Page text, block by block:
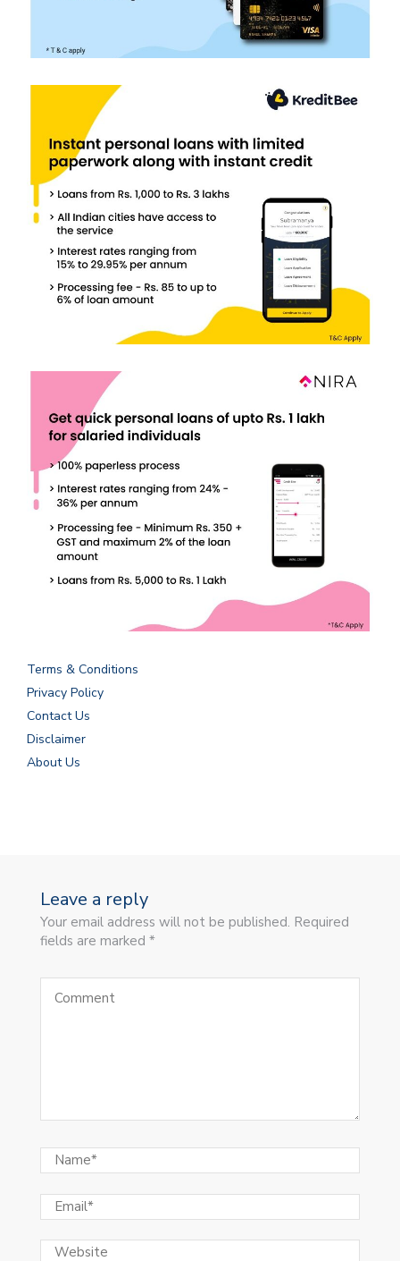
Terms & Conditions
Privacy Policy
Contact Us
Disclaimer
About Us
Leave a reply
Your email address will not be published. Required
fields are marked *